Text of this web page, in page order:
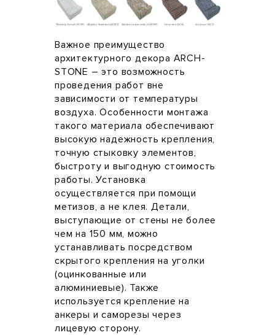
Важное преимущество
архитектурного декора ARCH-
STONE – это возможность
проведения работ вне
зависимости от температуры
воздуха. Особенности монтажа
такого материала обеспечивают
высокую надежность крепления,
точную стыковку элементов,
быстроту и выгодную стоимость
работы. Установка
осуществляется при помощи
метизов, а не клея. Детали,
выступающие от стены не более
чем на 150 мм, можно
устанавливать посредством
скрытого крепления на уголки
(оцинкованные или
алюминиевые). Также
используется крепление на
анкеры и саморезы через
лицевую сторону.